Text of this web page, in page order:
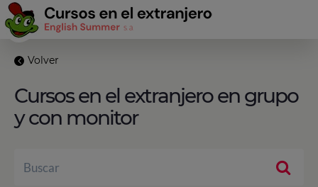
Volver
Cursos en el extranjero en grupo
y con monitor